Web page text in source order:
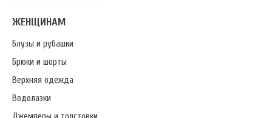
ЖЕНЩИНАМ
Блузы и рубашки
Брюки и шорты
Верхняя одежда
Водолазки